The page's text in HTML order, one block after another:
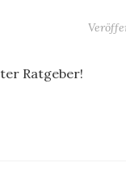
Ratgeber!